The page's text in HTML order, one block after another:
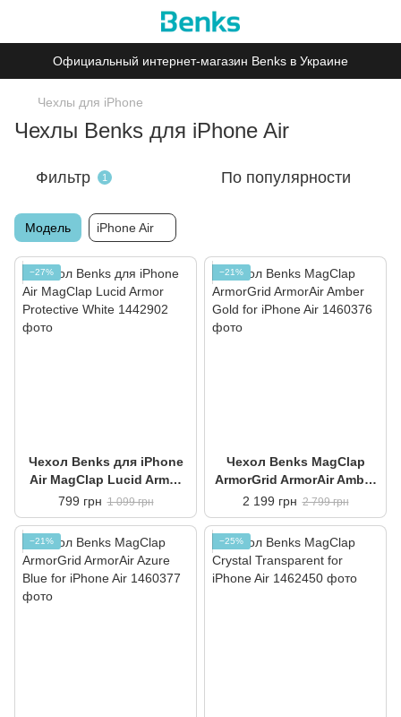
Официальный интернет-магазин Benks в Украине
Чехлы для iPhone
Чехлы Benks для iPhone Air
Фильтр 1 По популярности
Модель iPhone Air
−27%
Чехол Benks для iPhone
Air MagClap Lucid Armor
Protective White
799 грн 1 099 грн
−21%
Чехол Benks MagClap
ArmorGrid ArmorAir Amber
Gold for iPhone Air
2 199 грн 2 799 грн
−21% −25%